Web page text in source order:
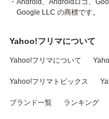
・Android、Androidロゴ、
Google LLC の商標です。
Yahoo!フリマについて
Yahoo!フリマについて
Yahoo!フリマトピックス
ブランド一覧 ランキング